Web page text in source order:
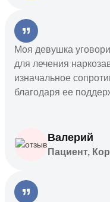
Моя девушка
для лечения
изначальное
благодаря ее
Валерий
Пациент,